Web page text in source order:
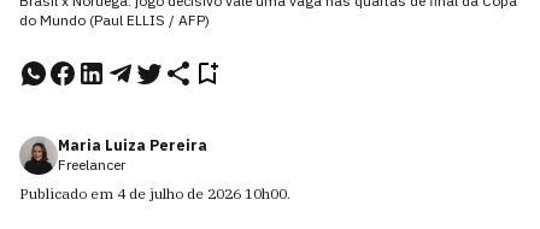
do Mundo (Paul ELLIS / AFP)
Maria Luiza Pereira
Freelancer
Publicado em 4 de julho de 2026 10h00.